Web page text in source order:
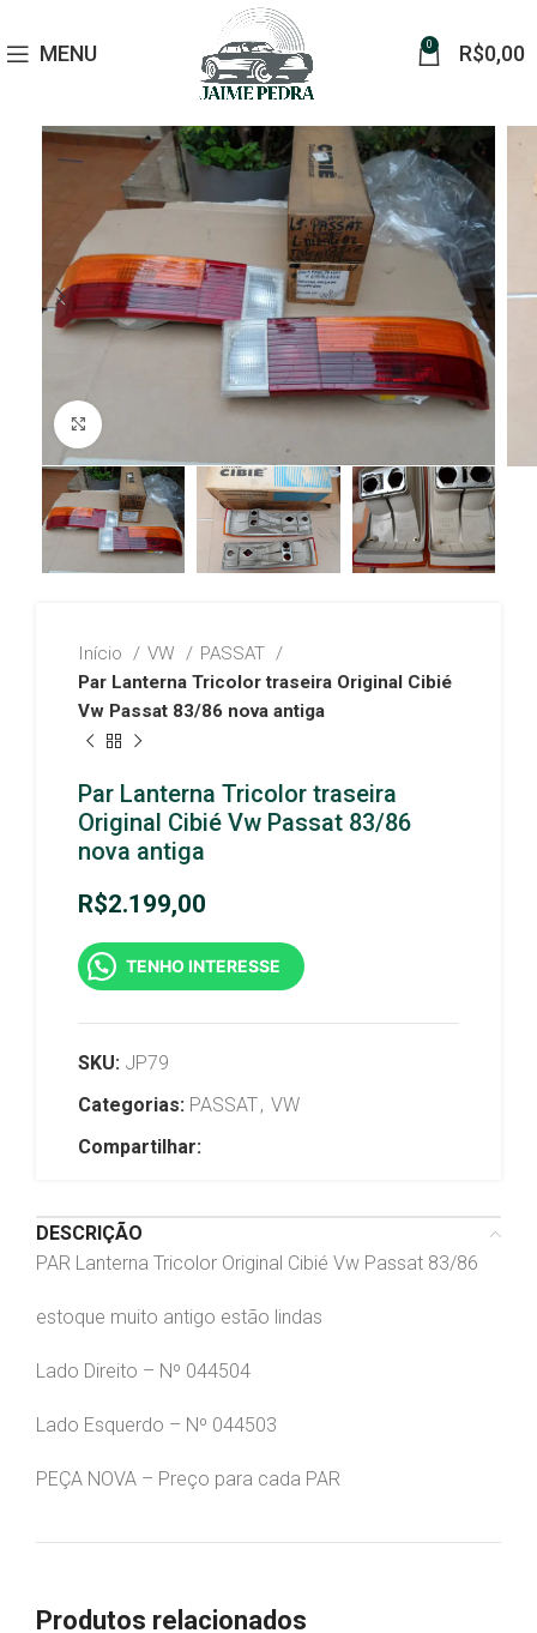
MENU 0 R$0,00
Início VW
PASSAT
Par Lanterna Tricolor traseira Original Cibié
Vw Passat 83/86 nova antiga
Par Lanterna Tricolor traseira
Original Cibié Vw Passat 83/86
nova antiga
R$2.199,00
TENHO INTERESSE
SKU: JP79
Categorias: PASSAT, VW
Compartilhar:
DESCRIÇÃO
PAR Lanterna Tricolor Original Cibié Vw Passat 83/86
estoque muito antigo estão lindas
Lado Direito – Nº 044504
Lado Esquerdo – Nº 044503
PEÇA NOVA – Preço para cada PAR
Produtos relacionados